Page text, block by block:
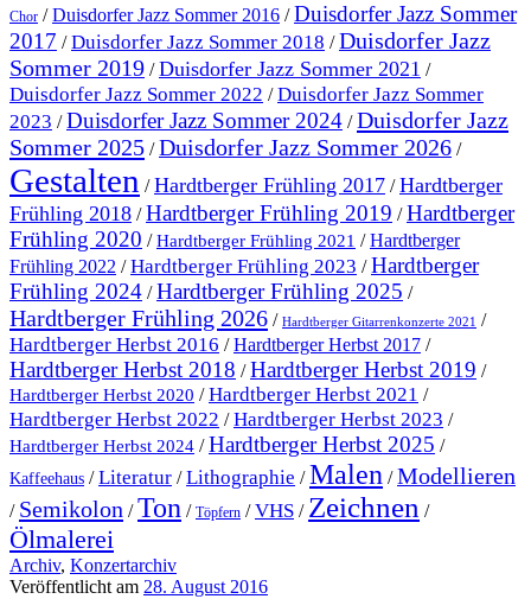
Chor /Duisdorfer Jazz Sommer 2016 /Duisdorfer Jazz Sommer
2017 /Duisdorfer Jazz Sommer 2018 /Duisdorfer Jazz
Sommer 2019 /Duisdorfer Jazz Sommer 2021 /
Duisdorfer Jazz Sommer 2022 /Duisdorfer Jazz Sommer
2023 /Duisdorfer Jazz Sommer 2024 /Duisdorfer Jazz
Sommer 2025 /Duisdorfer Jazz Sommer 2026 /
Gestalten /Hardtberger Frühling 2017 /Hardtberger
Frühling 2018 /Hardtberger Frühling 2019 /Hardtberger
Frühling 2020 /Hardtberger Frühling 2021 /Hardtberger
Frühling 2022 /Hardtberger Frühling 2023 /Hardtberger
Frühling 2024 /Hardtberger Frühling 2025 /
Hardtberger Frühling 2026 / Hardtberger Gitarrenkonzerte 2021 /
Hardtberger Herbst 2016 /Hardtberger Herbst 2017 /
Hardtberger Herbst 2018 /Hardtberger Herbst 2019 /
Hardtberger Herbst 2020 /Hardtberger Herbst 2021 /
Hardtberger Herbst 2022 /Hardtberger Herbst 2023 /
Hardtberger Herbst 2024 /Hardtberger Herbst 2025 /
Kaffeehaus /Literatur /Lithographie /Malen /Modellieren
/ Semikolon /Ton / Töpfern /VHS / Zeichnen /
Ölmalerei
Archiv, Konzertarchiv
Veröffentlicht am 28. August 2016